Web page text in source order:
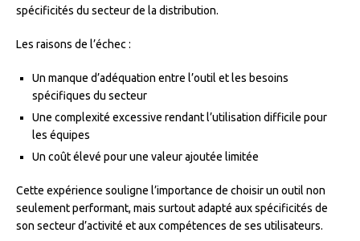
spécificités du secteur de la distribution.
Les raisons de l’échec :
Un manque d’adéquation entre l’outil et les besoins
spécifiques du secteur
Une complexité excessive rendant l’utilisation difficile pour
les équipes
Un coût élevé pour une valeur ajoutée limitée
Cette expérience souligne l’importance de choisir un outil non
seulement performant, mais surtout adapté aux spécificités de
son secteur d’activité et aux compétences de ses utilisateurs.